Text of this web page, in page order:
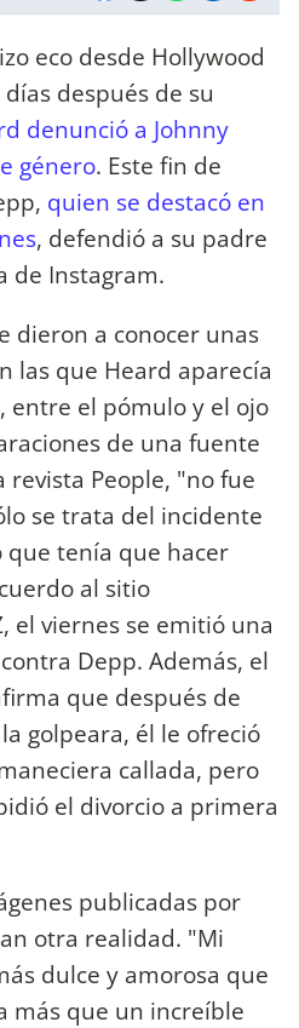
eco desde Hollywood
después de su
denunció a Johnny
género. Este fin de
quien se destacó en
, defendió a su padre
de Instagram.
dieron a conocer unas
las que Heard aparecía
entre el pómulo y el ojo
de una fuente
revista People, "no fue
se trata del incidente
que tenía que hacer
al sitio
el viernes se emitió una
Depp. Además, el
que después de
golpeara, él le ofreció
callada, pero
el divorcio a primera
publicadas por
otra realidad. "Mi
dulce y amorosa que
más que un increíble